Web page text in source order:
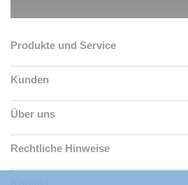
Produkte und Service
Kunden
Über uns
Rechtliche Hinweise